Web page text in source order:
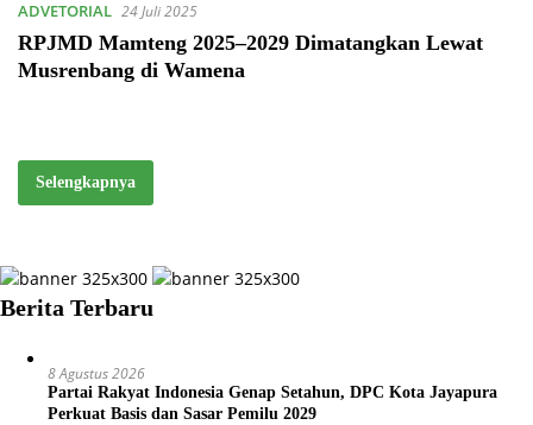
ADVETORIAL 24 Juli 2025
RPJMD Mamteng 2025–2029 Dimatangkan Lewat
Musrenbang di Wamena
Selengkapnya
Berita Terbaru
8 Agustus 2026
Partai Rakyat Indonesia Genap Setahun, DPC Kota Jayapura
Perkuat Basis dan Sasar Pemilu 2029